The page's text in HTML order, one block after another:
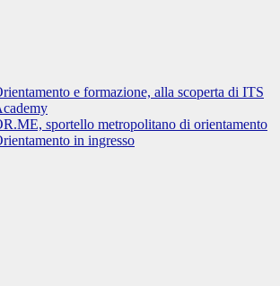
e formazione, alla scoperta di ITS
sportello metropolitano di orientamento
in ingresso